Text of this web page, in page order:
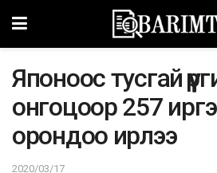
Япoнooc тycгaй
oнгoцoop 257
opoндoo иpлээ
2020/03/17